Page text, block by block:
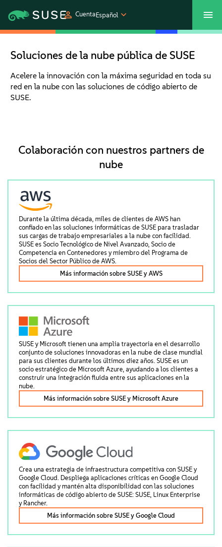
CuentaEspañol
Productos
Comunidades
Acerca de
Contacto
Descargas gratuitas
Soluciones de la nube pública de SUSE
Acelere la innovación con la máxima seguridad en toda su
red en la nube con las soluciones de código abierto de
SUSE.
Colaboración con nuestros partners de
nube
Durante la última década, miles de clientes de AWS han
confiado en las soluciones informáticas de SUSE para trasladar
sus cargas de trabajo empresariales a la nube con facilidad.
SUSE es Socio Tecnológico de Nivel Avanzado, Socio de
Competencia en Contenedores y miembro del Programa de
Socios del Sector Público de AWS.
Más información sobre SUSE y AWS
SUSE y Microsoft tienen una amplia trayectoria en el desarrollo
conjunto de soluciones innovadoras en la nube de clase mundial
para sus clientes durante los últimos diez años. SUSE es un
socio estratégico de Microsoft Azure, ayudando a los clientes a
construir una integración fluida entre sus aplicaciones en la
nube.
Más información sobre SUSE y Microsoft Azure
Crea una estrategia de infraestructura competitiva con SUSE y
Google Cloud. Despliega aplicaciones críticas en Google Cloud
con facilidad y mantén alta disponibilidad con las soluciones
informáticas de código abierto de SUSE: SUSE, Linux Enterprise
y Rancher.
Más información sobre SUSE y Google Cloud